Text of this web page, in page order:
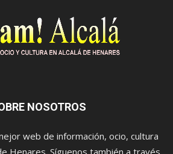
NOSOTROS
web de información, ocio, cultura